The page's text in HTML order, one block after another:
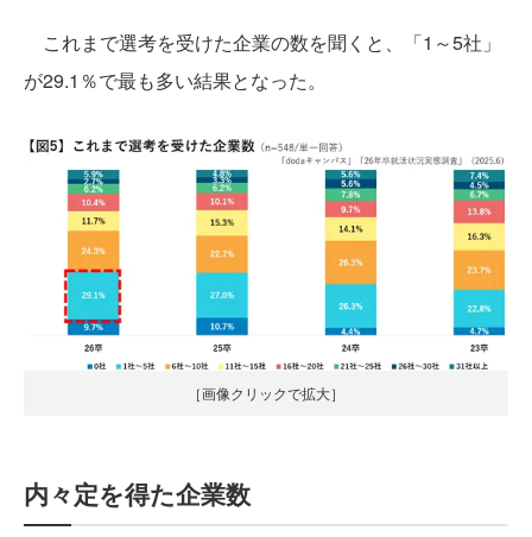
これまで選考を受けた企業の数を聞くと、「1～5社」
が29.1％で最も多い結果となった。
［画像クリックで拡大］
内々定を得た企業数